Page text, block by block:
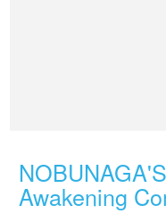
Awakening